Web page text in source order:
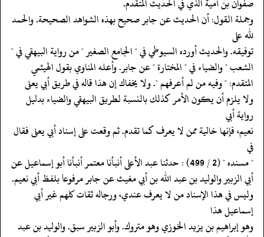
‏‏‏‏وجملة القول: أن الحديث عن جابر صحيح بهذه الشواهد الصحيحة. والحمد
لله على
‏‏‏‏توفيقه. والحديث أورده السيوطي في " الجامع الصغير " من رواية البيهقي في "
‏‏‏‏الشعب " والضياء في " المختارة " عن جابر. وأعله المناوي بقول الهيثمي
‏‏‏‏المتقدم: " وفيه من لم أعرفهم ". ولا يخفاك إن هذا قاله في طريق أبي يعلى
‏‏‏‏ولا يلزم أن يكون الأمر كذلك بالنسبة لطريق البيهقي والضياء بدليل
رواية أبي
‏‏‏‏نعيم، فإنها خالية ممن لا يعرف كما تقدم. ثم وقعت على إسناد أبي يعلى فقال
في
‏‏‏‏" مسنده " (2 / 499) : حدثنا عبد الأعلى أنبأنا معتمر أنبأنا أبو إسماعيل عن
‏‏‏‏أبي الزبير والوليد بن عبد الله بن أبي مغيث عن جابر مرفوعا بلفظ أبي نعيم.
‏‏‏‏وليس في هذا الإسناد من لا يعرف عندي، ورجاله ثقات كلهم غير أبي
إسماعيل هذا
‏‏‏‏وهو إبراهيم بن يزيد الخوزي وهو متروك. وأبو الزبير سبق. والوليد بن عبد